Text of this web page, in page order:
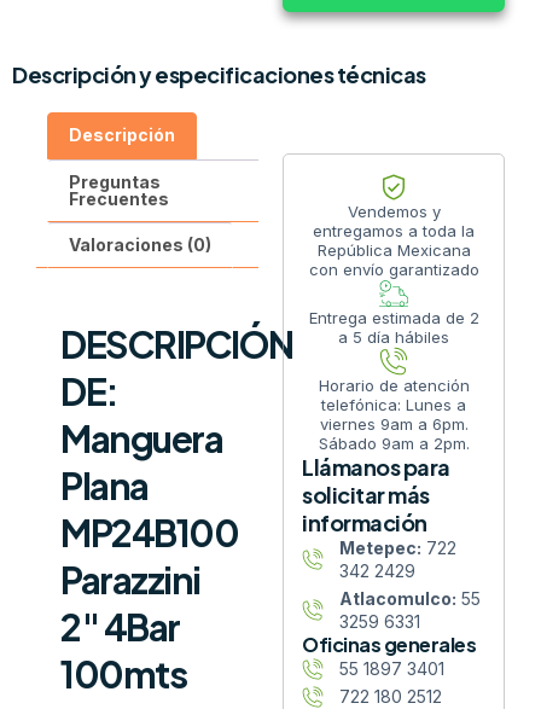
Descripción y especificaciones técnicas
Descripción
Preguntas
Frecuentes
Valoraciones (0)
DESCRIPCIÓN
DE:
Manguera
Plana
MP24B100
Parazzini
2″ 4Bar
100mts
Vendemos y
entregamos a toda la
República Mexicana
con envío garantizado
Entrega estimada de 2
a 5 día hábiles
Horario de atención
telefónica: Lunes a
viernes 9am a 6pm.
Sábado 9am a 2pm.
Llámanos para
solicitar más
información
Metepec: 722
342 2429
Atlacomulco: 55
3259 6331
Oficinas generales
55 1897 3401
722 180 2512